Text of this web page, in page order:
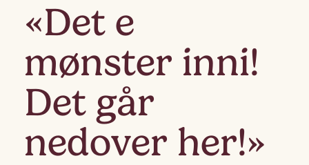
«Det e
mønster inni!
Det går
nedover her!»